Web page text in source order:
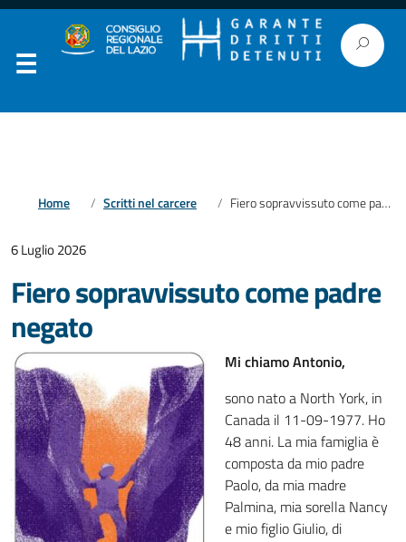
Home Scritti nel carcere Fiero sopravvissuto come padre negato
6 Luglio 2026
Fiero sopravvissuto come padre
negato
Mi chiamo Antonio,
sono nato a North York, in
Canada il 11-09-1977. Ho
48 anni. La mia famiglia è
composta da mio padre
Paolo, da mia madre
Palmina, mia sorella Nancy
e mio figlio Giulio, di